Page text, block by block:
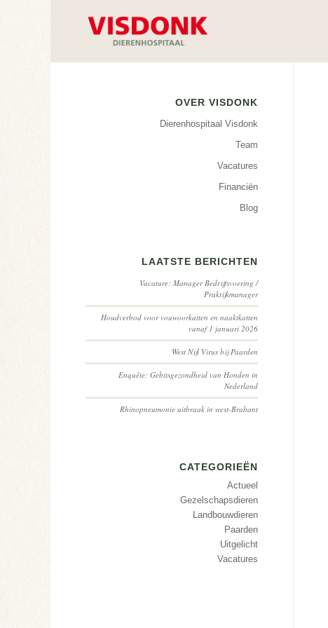
OVER VISDONK
Dierenhospitaal Visdonk
Team
Vacatures
Financiën
Blog
LAATSTE BERICHTEN
Vacature: Manager Bedrijfsvoering /
Praktijkmanager
Houdverbod voor vouwoorkatten en naaktkatten
vanaf 1 januari 2026
West Nijl Virus bij Paarden
Enquête: Gebitsgezondheid van Honden in
Nederland
Rhinopneumonie uitbraak in west-Brabant
CATEGORIEËN
Actueel
Gezelschapsdieren
Landbouwdieren
Paarden
Uitgelicht
Vacatures